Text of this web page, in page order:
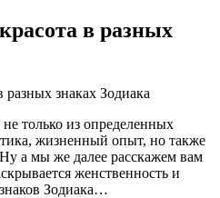
в разных
только из определенных
жизненный опыт, но также
а мы же далее расскажем вам
женственность и
Зодиака…